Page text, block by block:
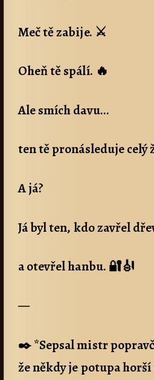
Meč tě zabije. ⚔️
Oheň tě spálí. 🔥
Ale smích davu…
ten tě pronásleduje celý
A já?
Já byl ten, kdo zavřel
a otevřel hanbu. 🔐🎻
—
✒️ *Sepsal mistr
že někdy je potupa